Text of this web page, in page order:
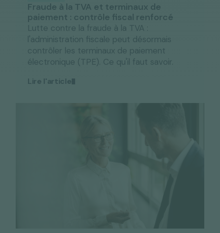
Fraude à la TVA et terminaux de
paiement : contrôle fiscal renforcé
Lutte contre la fraude à la TVA :
l'administration fiscale peut désormais
contrôler les terminaux de paiement
électronique (TPE). Ce qu'il faut savoir.
Lire l'article